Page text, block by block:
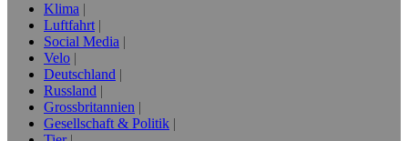
Klima
Luftfahrt
Social Media
Velo
Deutschland
Russland
Grossbritannien
Gesellschaft & Politik